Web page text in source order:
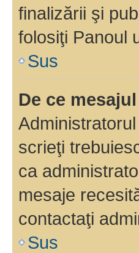
finalizării şi
folosiţi Panoul
Sus
De ce
scrieţi
ca
mesaje
contactaţi
Sus